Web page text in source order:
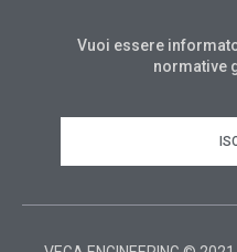
Vuoi essere
normative